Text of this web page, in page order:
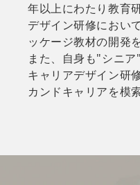
年以上にわたり教育
デザイン研修におい
ッケージ教材の開発
また、自身も"シニ
キャリアデザイン研
カンドキャリアを模